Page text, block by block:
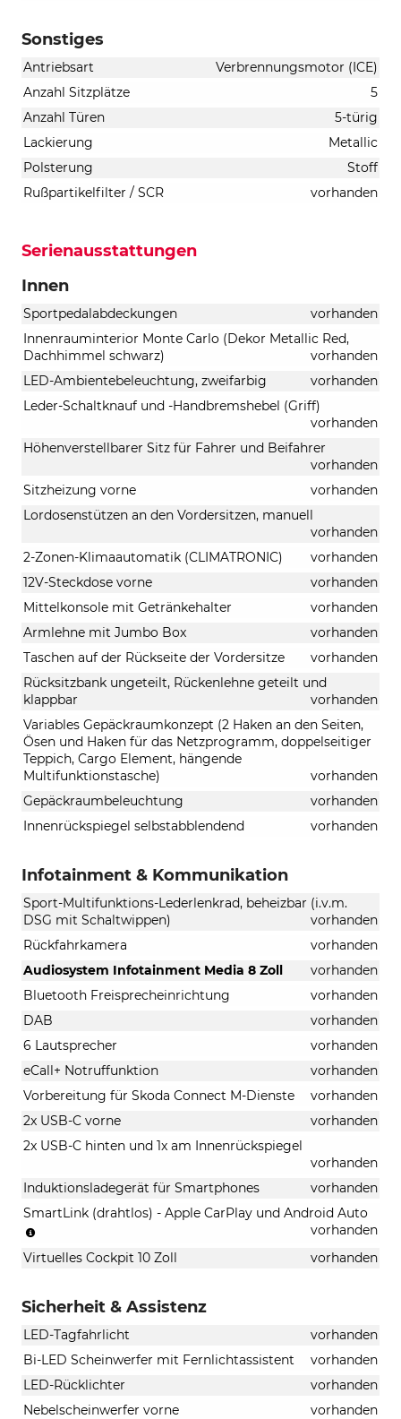
Sonstiges
Antriebsart
Verbrennungsmotor (ICE)
Anzahl Sitzplätze
5
Anzahl Türen
5-türig
Lackierung
Metallic
Polsterung
Stoff
Rußpartikelfilter / SCR
vorhanden
Serienausstattungen
Innen
Sportpedalabdeckungen
vorhanden
Innenrauminterior Monte Carlo (Dekor Metallic Red,
Dachhimmel schwarz)
vorhanden
LED-Ambientebeleuchtung, zweifarbig
vorhanden
Leder-Schaltknauf und -Handbremshebel (Griff)
vorhanden
Höhenverstellbarer Sitz für Fahrer und Beifahrer
vorhanden
Sitzheizung vorne
vorhanden
Lordosenstützen an den Vordersitzen, manuell
vorhanden
2-Zonen-Klimaautomatik (CLIMATRONIC)
vorhanden
12V-Steckdose vorne
vorhanden
Mittelkonsole mit Getränkehalter
vorhanden
Armlehne mit Jumbo Box
vorhanden
Taschen auf der Rückseite der Vordersitze
vorhanden
Rücksitzbank ungeteilt, Rückenlehne geteilt und
klappbar
vorhanden
Variables Gepäckraumkonzept (2 Haken an den Seiten,
Ösen und Haken für das Netzprogramm, doppelseitiger
Teppich, Cargo Element, hängende
Multifunktionstasche)
vorhanden
Gepäckraumbeleuchtung
vorhanden
Innenrückspiegel selbstabblendend
vorhanden
Infotainment & Kommunikation
Sport-Multifunktions-Lederlenkrad, beheizbar (i.v.m.
DSG mit Schaltwippen)
vorhanden
Rückfahrkamera
vorhanden
Audiosystem Infotainment Media 8 Zoll
vorhanden
Bluetooth Freisprecheinrichtung
vorhanden
DAB
vorhanden
6 Lautsprecher
vorhanden
eCall+ Notruffunktion
vorhanden
Vorbereitung für Skoda Connect M-Dienste
vorhanden
2x USB-C vorne
vorhanden
2x USB-C hinten und 1x am Innenrückspiegel
vorhanden
Induktionsladegerät für Smartphones
vorhanden
SmartLink (drahtlos) - Apple CarPlay und Android Auto
Android
Appel
Carplay)
vorhanden
Virtuelles Cockpit 10 Zoll
vorhanden
Sicherheit & Assistenz
LED-Tagfahrlicht
vorhanden
Bi-LED Scheinwerfer mit Fernlichtassistent
vorhanden
LED-Rücklichter
vorhanden
Nebelscheinwerfer vorne
vorhanden